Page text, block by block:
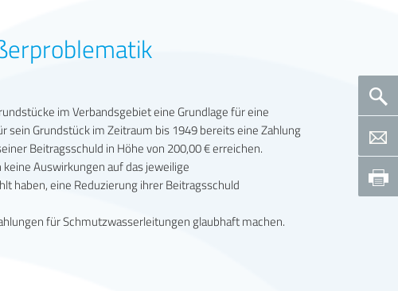
im Verbandsgebiet eine Grundlage für eine
sein Grundstück im Zeitraum bis 1949 bereits eine Zahlung
Beitragsschuld in Höhe von 200,00 € erreichen.
Auswirkungen auf das jeweilige
haben, eine Reduzierung ihrer Beitragsschuld
für Schmutzwasserleitungen glaubhaft machen.